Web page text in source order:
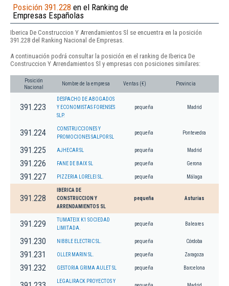
Posición 391.228 en el Ranking de
Empresas Españolas
Iberica De Construccion Y Arrendamientos Sl se encuentra en la posición
391.228 del Ranking Nacional de Empresas.
A continuación podrá consultar la posición en el ranking de Iberica De
Construccion Y Arrendamientos Sl y empresas con posiciones similares:
Posición
Nacional
Nombre de la empresa Ventas (€) Provincia
391.223
DESPACHO DE ABOGADOS
Y ECONOMISTAS FORENSES
SLP.
pequeña Madrid
391.224
CONSTRUCCIONES Y
PROMOCIONES SALPOR SL
pequeña Pontevedra
391.225 AJHECAR SL pequeña Madrid
391.226 FANE DE BAIX SL pequeña Gerona
391.227 PIZZERIA LORELEI SL. pequeña Málaga
391.228
IBERICA DE
CONSTRUCCION Y
ARRENDAMIENTOS SL
pequeña Asturias
391.229
TUMATEIX K1 SOCIEDAD
LIMITADA.
pequeña Baleares
391.230 NIBBLE ELECTRIC SL. pequeña Córdoba
391.231 OLLER MARIN SL. pequeña Zaragoza
391.232 GESTORIA GRIMA AULET SL pequeña Barcelona
LEGALIRACK PROYECTOS Y